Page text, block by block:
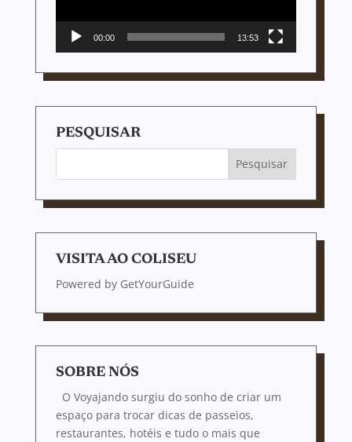
00:00 13:53
PESQUISAR
VISITA AO COLISEU
Powered by GetYourGuide
SOBRE NÓS
O Voyajando surgiu do sonho de criar um
espaço para trocar dicas de passeios,
restaurantes, hotéis e tudo o mais que